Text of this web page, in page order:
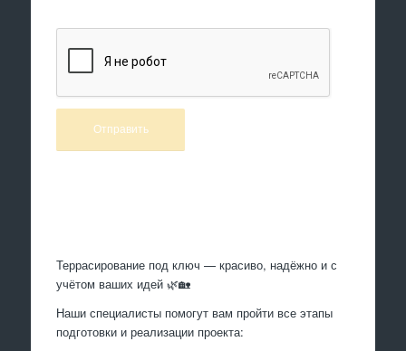
Террасирование под ключ — красиво, надёжно и с
учётом ваших идей 🌿🏡
Наши специалисты помогут вам пройти все этапы
подготовки и реализации проекта: